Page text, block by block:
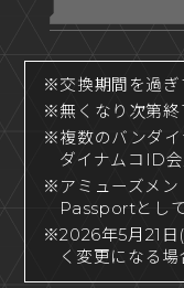
※交換期間を過ぎ
※無くなり次第終
※複数のバンダ
ダイナムコID会
※アミューズメ
Passportとし
※2026年5月21日
く変更になる場